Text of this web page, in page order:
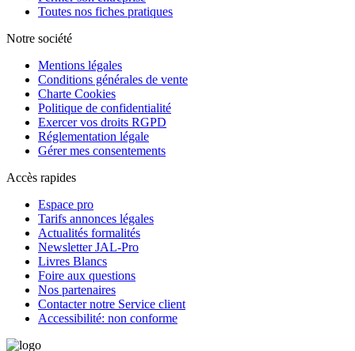
Toutes nos fiches pratiques
Notre société
Mentions légales
Conditions générales de vente
Charte Cookies
Politique de confidentialité
Exercer vos droits RGPD
Réglementation légale
Gérer mes consentements
Accès rapides
Espace pro
Tarifs annonces légales
Actualités formalités
Newsletter JAL-Pro
Livres Blancs
Foire aux questions
Nos partenaires
Contacter notre Service client
Accessibilité: non conforme